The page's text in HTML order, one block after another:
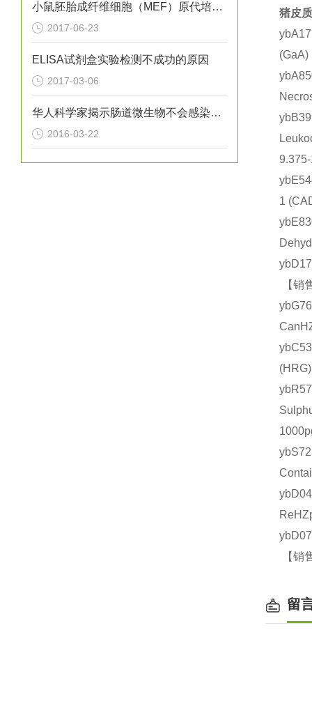
小鼠胚胎成纤维细胞（MEF）原代培养实验
2017-06-23
ELISA试剂盒实验检测不成功的原因
2017-03-06
华人科学家揭示肠道微生物不会感染人体自身的机制
2016-03-22
猪皮
1
【销
【销
留